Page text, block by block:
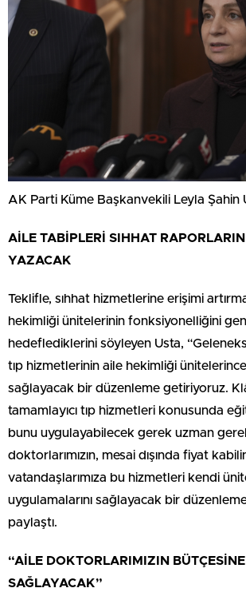
AK Parti Küme Başkanvekili Leyla Şahin
AİLE TABİPLERİ SIHHAT
YAZACAK
Teklifle, sıhhat hizmetlerine erişimi
hekimliği ünitelerinin fonksiyonelliğini
hedeflediklerini söyleyen Usta,
tıp hizmetlerinin aile hekimliği ünitelerince
sağlayacak bir düzenleme getiriyoruz.
tamamlayıcı tıp hizmetleri konusunda
bunu uygulayabilecek gerek uzman
doktorlarımızın, mesai dışında fiyat
vatandaşlarımıza bu hizmetleri kendi
uygulamalarını sağlayacak bir
paylaştı.
“AİLE DOKTORLARIMIZIN
SAĞLAYACAK”